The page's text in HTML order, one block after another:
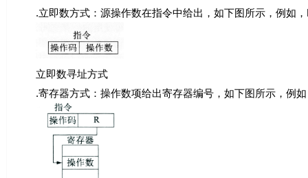
.立即数方式：源操作数在指令中给出，如下图所示，例如，
立即数寻址方式
.寄存器方式：操作数项给出寄存器编号，如下图所示，例如